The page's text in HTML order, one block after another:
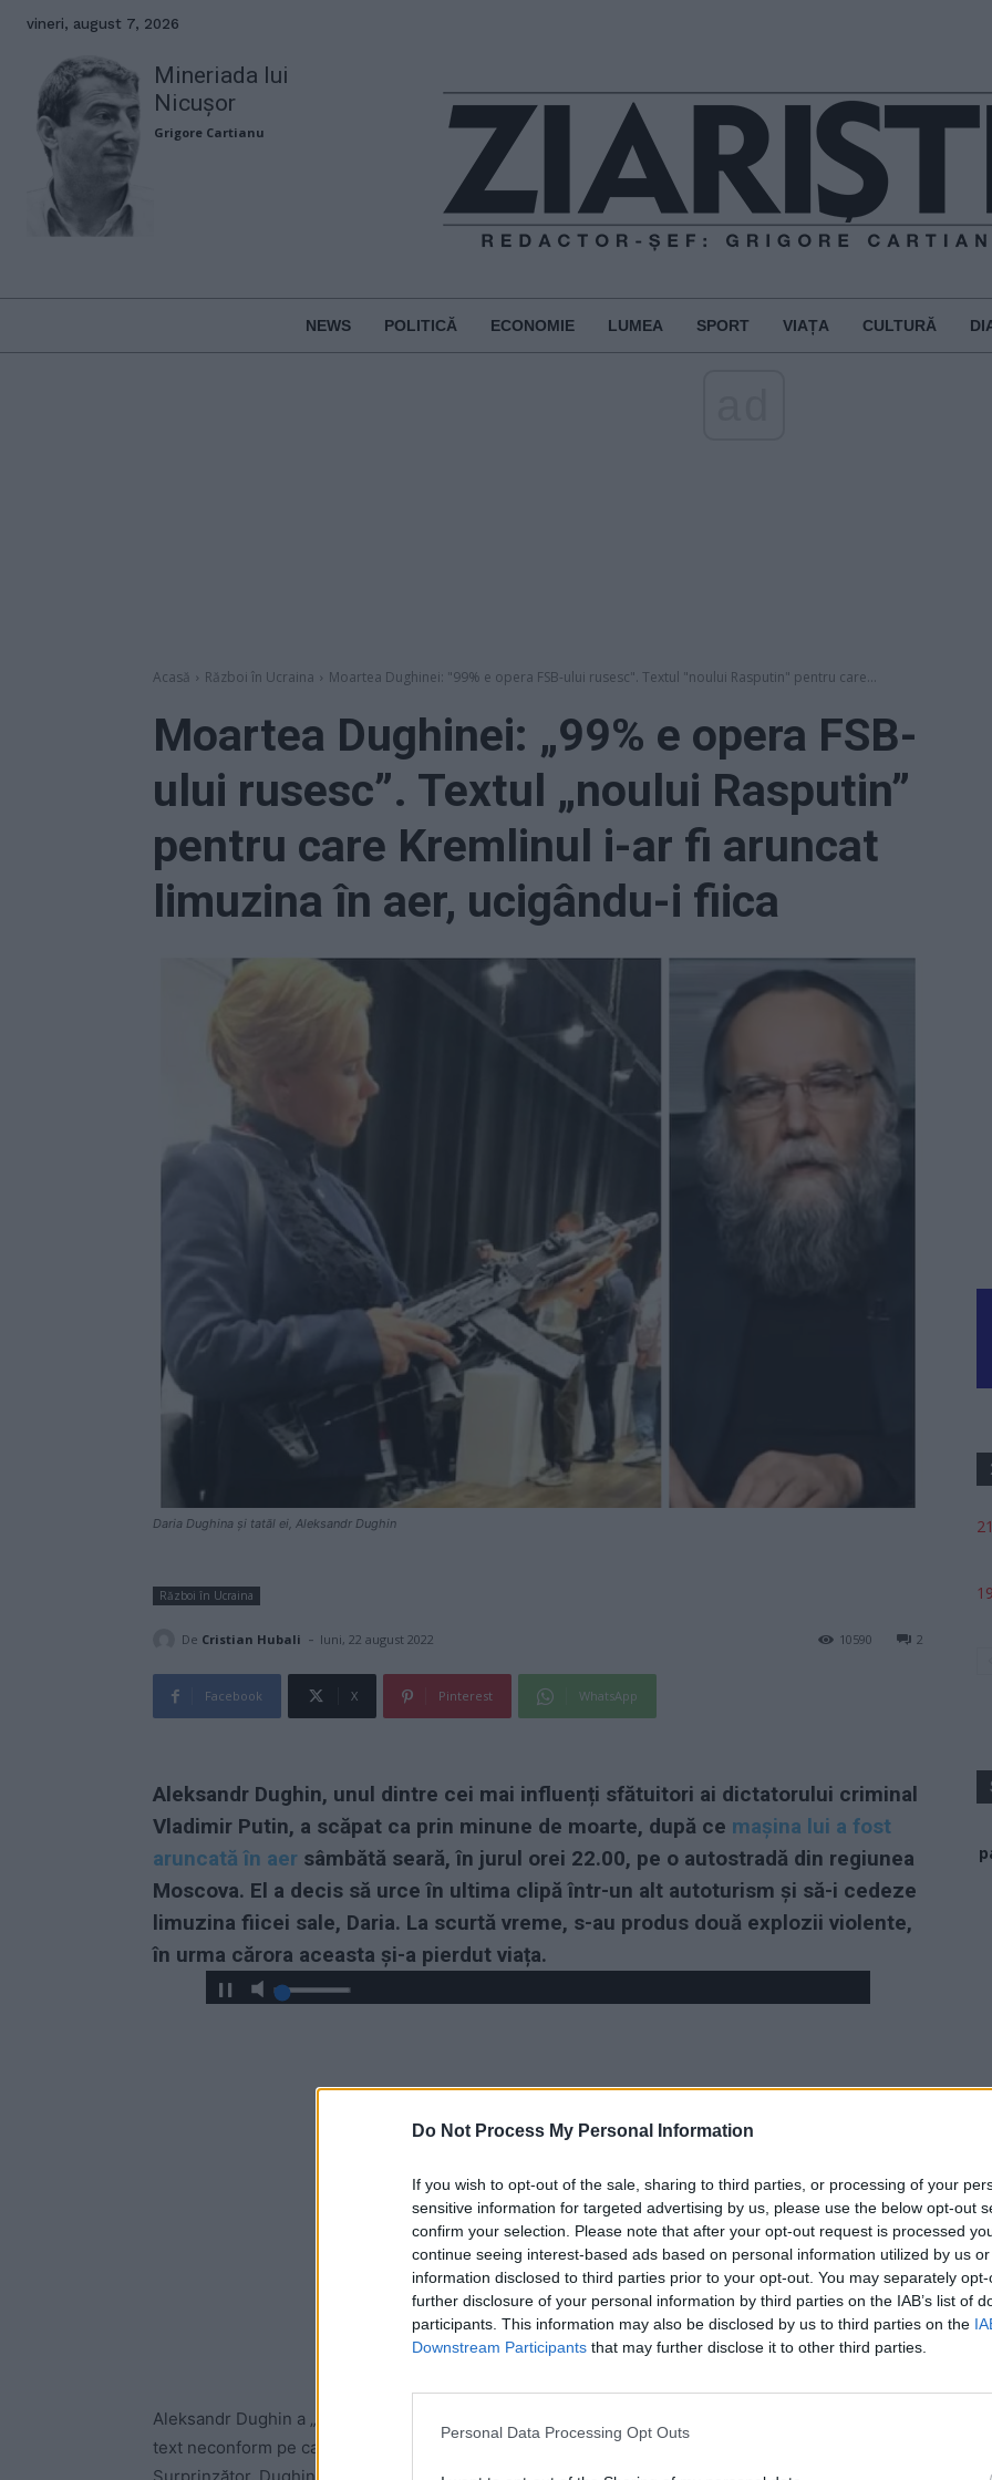
Do Not Process My Personal Information
If you wish to opt-out of the sale, sharing to third parties, or processing of your
sensitive information for targeted advertising by us, please use the below opt-out
confirm your selection. Please note that after your opt-out request is processed
continue seeing interest-based ads based on personal information utilized by us
information disclosed to third parties prior to your opt-out. You may separately
further disclosure of your personal information by third parties on the IAB’s list of
participants. This information may also be disclosed by us to third parties on the
Downstream Participants that may further disclose it to other third parties.
Personal Data Processing Opt Outs
vineri, august 7, 2026
Mineriada lui
Nicușor
Grigore Cartianu
NEWS POLITICĂ ECONOMIE LUMEA SPORT VIAȚA CULTURĂ
Acasă Război în Ucraina Moartea Dughinei: "99% e opera FSB-ului rusesc". Textul "noului Rasputin" pentru care...
Moartea Dughinei: „99% e opera FSB-
ului rusesc”. Textul „noului Rasputin”
pentru care Kremlinul i-ar fi aruncat
limuzina în aer, ucigându-i fiica
Daria Dughina și tatăl ei, Aleksandr Dughin
Război în Ucraina
De Cristian Hubali - luni, 22 august 2022 2
10590
Facebook X Pinterest WhatsApp
Aleksandr Dughin, unul dintre cei mai influenți sfătuitori ai dictatorului criminal
Vladimir Putin, a scăpat ca prin minune de moarte, după ce mașina lui a fost
aruncată în aer sâmbătă seară, în jurul orei 22.00, pe o autostradă din regiunea
Moscova. El a decis să urce în ultima clipă într-un alt autoturism și să-i cedeze
limuzina fiicei sale, Daria. La scurtă vreme, s-au produs două explozii violente,
în urma cărora aceasta și-a pierdut viața.
Aleksandr Dughin a „detonat” el însuși Kremlinul chiar în ziua asasinării fiicei sale. A publicat un
text neconform pe canalul său de Telegram, unde a criticat în termeni aspri situația din Rusia.